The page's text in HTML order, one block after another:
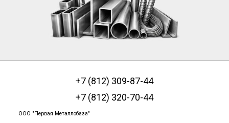
+7 (812) 309-87-44
+7 (812) 320-70-44
ООО "Первая Металлобаза"